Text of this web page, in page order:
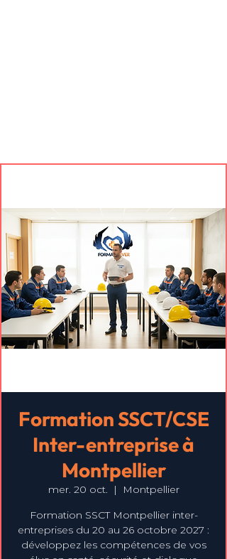
Formation SSCT/CSE
Inter-entreprise à
Montpellier
mer. 20 oct.
  |
Montpellier
Formation SSCT Montpellier inter-
entreprises du 20 au 26 octobre 2027 :
développez les compétences de vos